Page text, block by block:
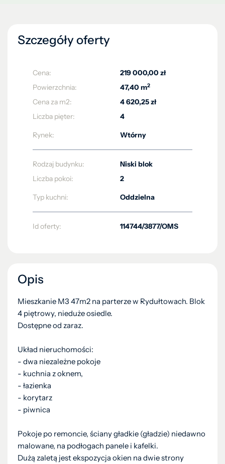
Szczegóły oferty
Cena:
219 000,00 zł
Powierzchnia:
47,40 m2
Cena za m2:
4 620,25 zł
Liczba pięter:
4
Rynek: Wtórny
Rodzaj budynku:
Niski blok
Liczba pokoi:
2
Typ kuchni: Oddzielna
Id oferty: 114744/3877/OMS
Opis
Mieszkanie M3 47m2 na parterze w Rydułtowach. Blok
4 piętrowy, nieduże osiedle.
Dostępne od zaraz.
Układ nieruchomości:
- dwa niezależne pokoje
- kuchnia z oknem,
- łazienka
- korytarz
- piwnica
Pokoje po remoncie, ściany gładkie (gładzie) niedawno
malowane, na podłogach panele i kafelki.
Dużą zaletą jest ekspozycja okien na dwie strony